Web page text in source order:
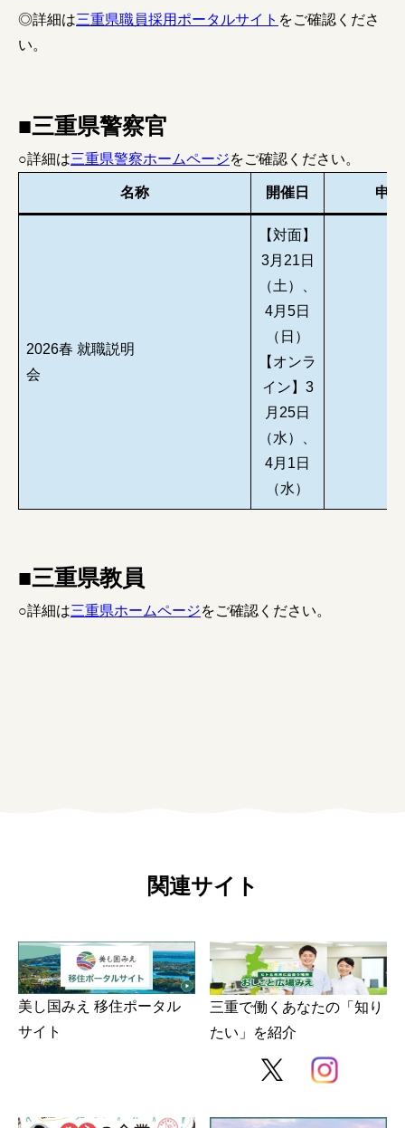
◎詳細は三重県職員採用ポータルサイト をご確認くださ
い。
■三重県警察官
○詳細は三重県警察ホームページをご確認ください。
名称 開催日 申
2026春 就職説明
会
【対面】
3月21日
（土）、
4月5日
（日）
【オンラ
イン】3
月25日
（水）、
4月1日
（水）
■三重県教員
○詳細は三重県ホームページをご確認ください。
関連サイト
美し国みえ 移住ポータル
サイト
三重で働くあなたの「知り
たい」を紹介